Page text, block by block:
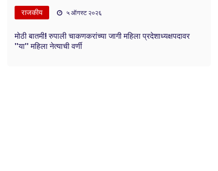
राजकीय ५ ऑगस्ट २०२६
मोठी बातमी! रुपाली चाकणकरांच्या जागी महिला प्रदेशाध्यक्षपदावर
''या'' महिला नेत्याची वर्णी